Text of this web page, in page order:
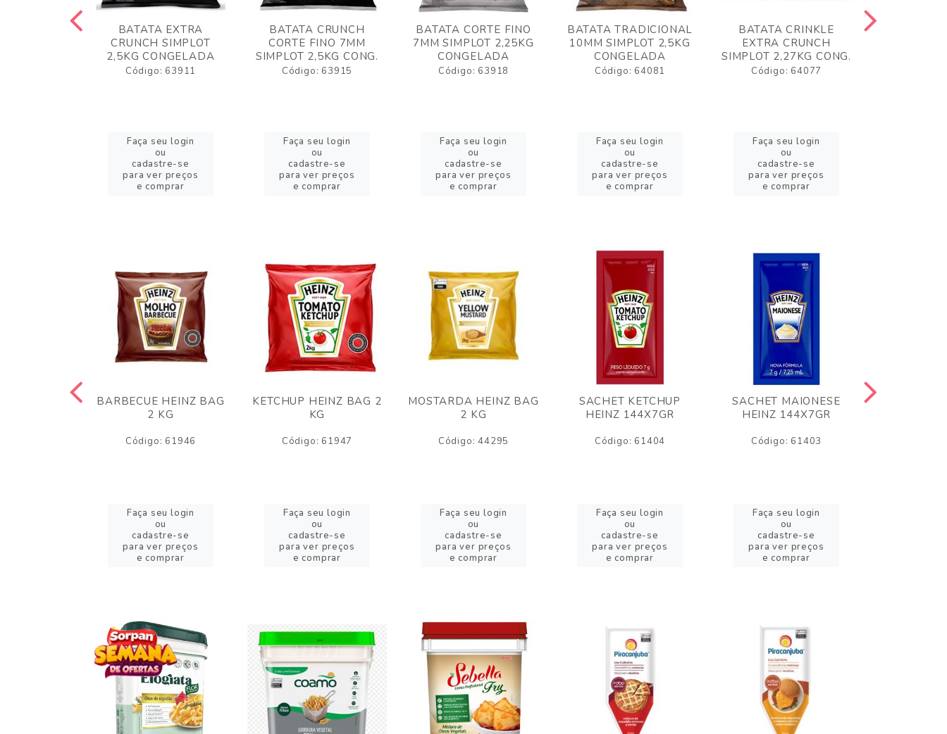
BATATA EXTRA
CRUNCH SIMPLOT
2,5KG CONGELADA
Código: 63911
Faça seu login
ou
cadastre-se
para ver preços
e comprar
BATATA CRUNCH
CORTE FINO 7MM
SIMPLOT 2,5KG CONG.
Código: 63915
Faça seu login
ou
cadastre-se
para ver preços
e comprar
BATATA CORTE FINO
7MM SIMPLOT 2,25KG
CONGELADA
Código: 63918
Faça seu login
ou
cadastre-se
para ver preços
e comprar
BATATA TRADICIONAL
10MM SIMPLOT 2,5KG
CONGELADA
Código: 64081
Faça seu login
ou
cadastre-se
para ver preços
e comprar
BATATA CRINKLE
EXTRA CRUNCH
SIMPLOT 2,27KG CONG.
Código: 64077
Faça seu login
ou
cadastre-se
para ver preços
e comprar
BARBECUE HEINZ BAG
2 KG
Código: 61946
Faça seu login
ou
cadastre-se
para ver preços
e comprar
KETCHUP HEINZ BAG 2
KG
Código: 61947
Faça seu login
ou
cadastre-se
para ver preços
e comprar
MOSTARDA HEINZ BAG
2 KG
Código: 44295
Faça seu login
ou
cadastre-se
para ver preços
e comprar
SACHET KETCHUP
HEINZ 144X7GR
Código: 61404
Faça seu login
ou
cadastre-se
para ver preços
e comprar
SACHET MAIONESE
HEINZ 144X7GR
Código: 61403
Faça seu login
ou
cadastre-se
para ver preços
e comprar